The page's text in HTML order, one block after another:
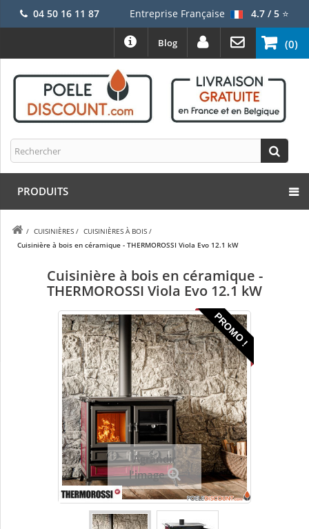
04 50 16 11 87 Entreprise Française 4.7 / 5⭐
(0)
Blog
PRODUITS
/ CUISINIÈRES / CUISINIÈRES À BOIS /
Cuisinière à bois en céramique - THERMOROSSI Viola Evo 12.1 kW
Cuisinière à bois en céramique -
THERMOROSSI Viola Evo 12.1 kW
PROMO !
Agrandir
l'image